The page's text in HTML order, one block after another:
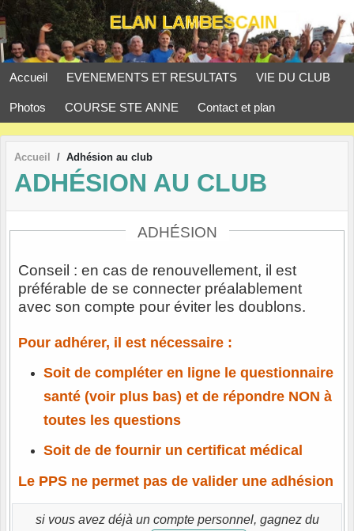
Accueil EVENEMENTS ET RESULTATS VIE DU CLUB
Photos COURSE STE ANNE Contact et plan
Accueil Adhésion au club
ADHÉSION AU CLUB
ADHÉSION
Conseil : en cas de renouvellement, il est
préférable de se connecter préalablement
avec son compte pour éviter les doublons.
Pour adhérer, il est nécessaire :
Soit de compléter en ligne le questionnaire
santé (voir plus bas) et de répondre NON à
toutes les questions
Soit de de fournir un certificat médical
Le PPS ne permet pas de valider une adhésion
si vous avez déjà un compte personnel, gagnez du
Panneau de gestion des cookies